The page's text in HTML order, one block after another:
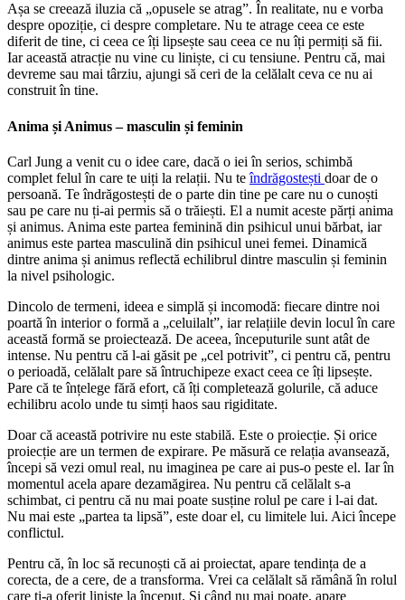
Așa se creează iluzia că „opusele se atrag”. În realitate, nu e vorba
despre opoziție, ci despre completare. Nu te atrage ceea ce este
diferit de tine, ci ceea ce îți lipsește sau ceea ce nu îți permiți să fii.
Iar această atracție nu vine cu liniște, ci cu tensiune. Pentru că, mai
devreme sau mai târziu, ajungi să ceri de la celălalt ceva ce nu ai
construit în tine.
Anima și Animus – masculin și feminin
Carl Jung a venit cu o idee care, dacă o iei în serios, schimbă
complet felul în care te uiți la relații. Nu teîndrăgostești doar de o
persoană. Te îndrăgostești de o parte din tine pe care nu o cunoști
sau pe care nu ți-ai permis să o trăiești. El a numit aceste părți anima
și animus. Anima este partea feminină din psihicul unui bărbat, iar
animus este partea masculină din psihicul unei femei. Dinamică
dintre anima și animus reflectă echilibrul dintre masculin și feminin
la nivel psihologic.
Dincolo de termeni, ideea e simplă și incomodă: fiecare dintre noi
poartă în interior o formă a „celuilalt”, iar relațiile devin locul în care
această formă se proiectează. De aceea, începuturile sunt atât de
intense. Nu pentru că l-ai găsit pe „cel potrivit”, ci pentru că, pentru
o perioadă, celălalt pare să întruchipeze exact ceea ce îți lipsește.
Pare că te înțelege fără efort, că îți completează golurile, că aduce
echilibru acolo unde tu simți haos sau rigiditate.
Doar că această potrivire nu este stabilă. Este o proiecție. Și orice
proiecție are un termen de expirare. Pe măsură ce relația avansează,
începi să vezi omul real, nu imaginea pe care ai pus-o peste el. Iar în
momentul acela apare dezamăgirea. Nu pentru că celălalt s-a
schimbat, ci pentru că nu mai poate susține rolul pe care i l-ai dat.
Nu mai este „partea ta lipsă”, este doar el, cu limitele lui. Aici începe
conflictul.
Pentru că, în loc să recunoști că ai proiectat, apare tendința de a
corecta, de a cere, de a transforma. Vrei ca celălalt să rămână în rolul
care ți-a oferit liniște la început. Și când nu mai poate, apare